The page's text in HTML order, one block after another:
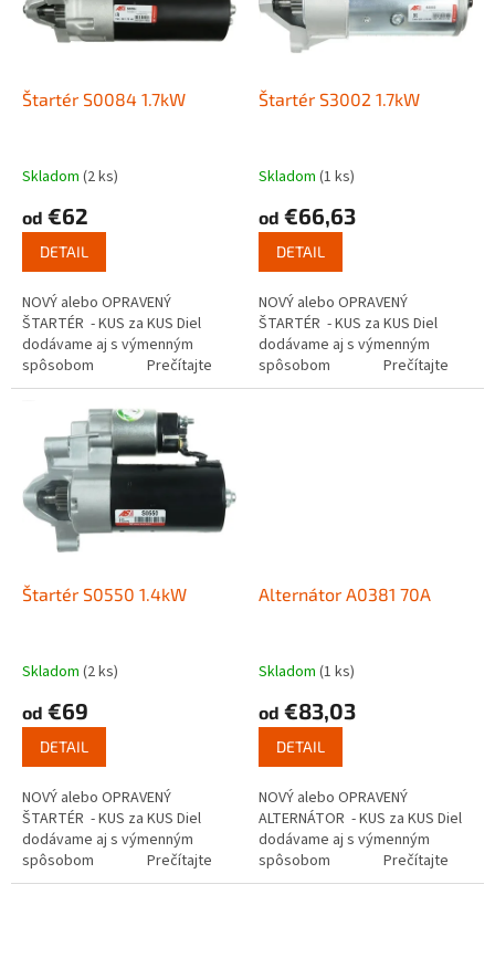
Štartér S0084 1.7kW
Skladom (2 ks)
od €62
DETAIL
NOVÝ alebo OPRAVENÝ
ŠTARTÉR - KUS za KUS Diel
dodávame aj s výmenným
spôsobom Prečítajte
si ako funguje...
Štartér S3002 1.7kW
Skladom (1 ks)
od €66,63
DETAIL
NOVÝ alebo OPRAVENÝ
ŠTARTÉR - KUS za KUS Diel
dodávame aj s výmenným
spôsobom Prečítajte
si ako funguje...
Štartér S0550 1.4kW
Skladom (2 ks)
od €69
DETAIL
NOVÝ alebo OPRAVENÝ
ŠTARTÉR - KUS za KUS Diel
dodávame aj s výmenným
spôsobom Prečítajte
si ako funguje...
Alternátor A0381 70A
Skladom (1 ks)
od €83,03
DETAIL
NOVÝ alebo OPRAVENÝ
ALTERNÁTOR - KUS za KUS Diel
dodávame aj s výmenným
spôsobom Prečítajte
si ako...